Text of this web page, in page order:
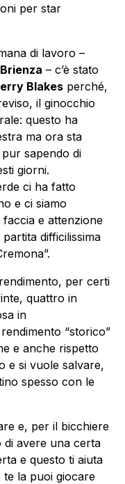
per star
di lavoro –
– c’è stato
Blakes perché,
il ginocchio
questo ha
ma ora sta
sapendo di
giorni.
ci ha fatto
e ci siamo
e attenzione
difficilissima
per certi
quattro in
in
“storico”
e anche rispetto
e si vuole salvare,
spesso con le
e, per il bicchiere
di avere una certa
e questo ti aiuta
te la puoi giocare